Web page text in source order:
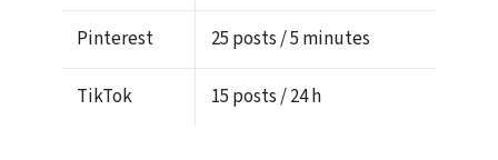
Pinterest 25 posts / 5 minutes
TikTok 15 posts / 24 h